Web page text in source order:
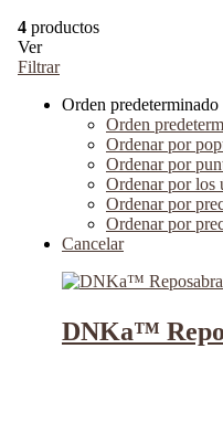
4 productos
Ver
Filtrar
Orden predeterminado
Orden
Ordenar por
Ordenar por
Ordenar por los
Ordenar por
Ordenar por
Cancelar
DNKa™